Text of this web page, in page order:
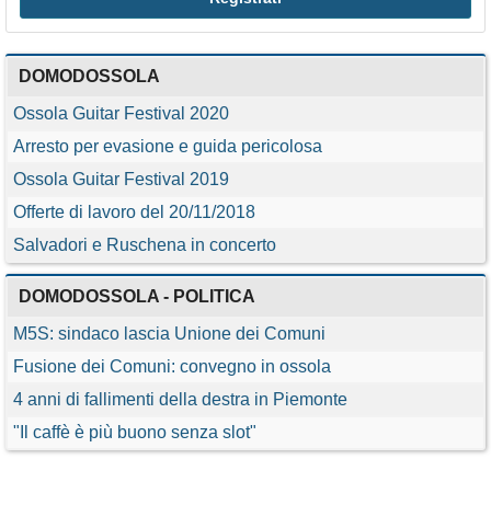
DOMODOSSOLA
Ossola Guitar Festival 2020
Arresto per evasione e guida pericolosa
Ossola Guitar Festival 2019
Offerte di lavoro del 20/11/2018
Salvadori e Ruschena in concerto
DOMODOSSOLA - POLITICA
M5S: sindaco lascia Unione dei Comuni
Fusione dei Comuni: convegno in ossola
4 anni di fallimenti della destra in Piemonte
"Il caffè è più buono senza slot"